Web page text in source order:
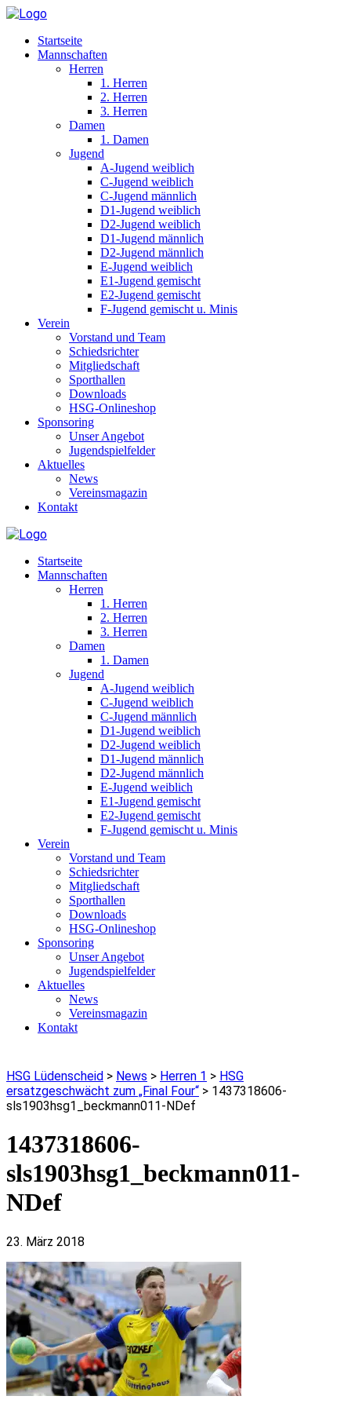
Startseite
Mannschaften
Herren
1. Herren
2. Herren
3. Herren
Damen
1. Damen
Jugend
A-Jugend weiblich
C-Jugend weiblich
C-Jugend männlich
D1-Jugend weiblich
D2-Jugend weiblich
D1-Jugend männlich
D2-Jugend männlich
E-Jugend weiblich
E1-Jugend gemischt
E2-Jugend gemischt
F-Jugend gemischt u. Minis
Verein
Vorstand und Team
Schiedsrichter
Mitgliedschaft
Sporthallen
Downloads
HSG-Onlineshop
Sponsoring
Unser Angebot
Jugendspielfelder
Aktuelles
News
Vereinsmagazin
Kontakt
Startseite
Mannschaften
Herren
1. Herren
2. Herren
3. Herren
Damen
1. Damen
Jugend
A-Jugend weiblich
C-Jugend weiblich
C-Jugend männlich
D1-Jugend weiblich
D2-Jugend weiblich
D1-Jugend männlich
D2-Jugend männlich
E-Jugend weiblich
E1-Jugend gemischt
E2-Jugend gemischt
F-Jugend gemischt u. Minis
Verein
Vorstand und Team
Schiedsrichter
Mitgliedschaft
Sporthallen
Downloads
HSG-Onlineshop
Sponsoring
Unser Angebot
Jugendspielfelder
Aktuelles
News
Vereinsmagazin
Kontakt
HSG Lüdenscheid > News > Herren 1 > HSG
ersatzgeschwächt zum „Final Four“ > 1437318606-
sls1903hsg1_beckmann011-NDef
1437318606-
sls1903hsg1_beckmann011-
NDef
23. März 2018